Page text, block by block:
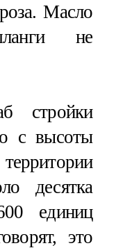
Масло
не
стройки
с высоты
десятка
единиц
это